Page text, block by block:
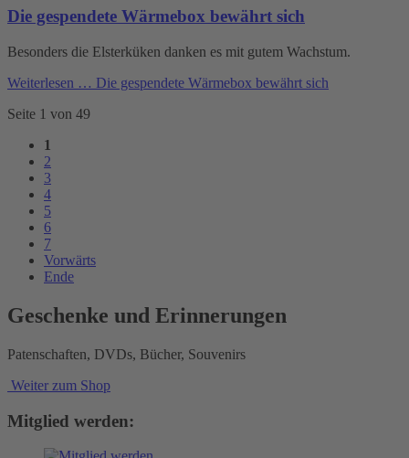
Die gespendete Wärmebox bewährt sich
Besonders die Elsterküken danken es mit gutem Wachstum.
Weiterlesen … Die gespendete Wärmebox bewährt sich
Seite 1 von 49
1
2
3
4
5
6
7
Vorwärts
Ende
Geschenke und Erinnerungen
Patenschaften, DVDs, Bücher, Souvenirs
Weiter zum Shop
Mitglied werden: